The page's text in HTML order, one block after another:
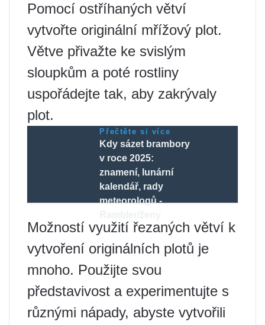
Pomocí ostříhaných větví
vytvořte originální mřížový plot.
Větve přivažte ke svislým
sloupkům a poté rostliny
uspořádejte tak, aby zakrývaly
plot.
Přečtěte si více
Kdy sázet brambory
v roce 2025:
znamení, lunární
kalendář, rady
meteorologů -
Možností využití řezaných větví k
vytvoření originálních plotů je
mnoho. Použijte svou
představivost a experimentujte s
různými nápady, abyste vytvořili